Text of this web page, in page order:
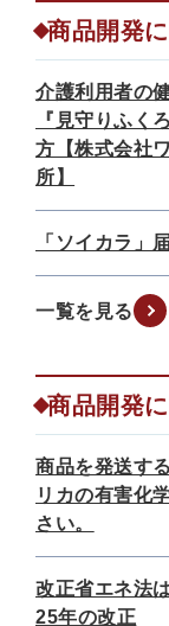
商品開発
介護利用者の
『見守りふく
方【株式会社
所】
「ソイカラ」
一覧を見る
商品開発
商品を発送す
リカの有害化
さい。
改正省エネ法
25年の改正